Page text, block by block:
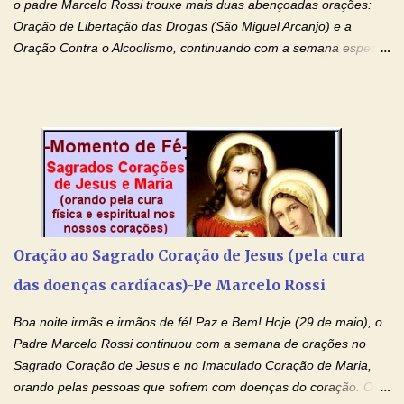
o padre Marcelo Rossi trouxe mais duas abençoadas orações:
Oração de Libertação das Drogas (São Miguel Arcanjo) e a
Oração Contra o Alcoolismo, continuando com a semana especial
Ágape de nosso Pai Santo - Jesus - te curar, deixe nossa
Mãezinha do Céu - Maria - te proteger com Seu divino manto.
Não desista, Jesus irá curar todas suas feridas, Creia! Adriana-
Devoção e Fé Oração de Libertação das Drogas (São Miguel
Arcanjo) "Senhor, Pai Eterno, em Nome de Teu Filho Jesus,
se encontram encarcerados em um vício, escravos de alguma
droga. Senhor, Pai Poderoso e cheio de Misericórdia, na
drogas, c...
Oração ao Sagrado Coração de Jesus (pela cura
das doenças cardíacas)-Pe Marcelo Rossi
Boa noite irmãs e irmãos de fé! Paz e Bem! Hoje (29 de maio), o
Padre Marcelo Rossi continuou com a semana de orações no
Sagrado Coração de Jesus e no Imaculado Coração de Maria,
orando pelas pessoas que sofrem com doenças do coração. O